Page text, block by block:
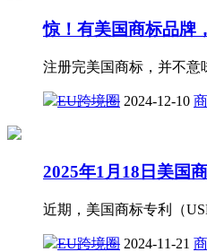
惊！有美国商标品牌
注册完美国商标，并不意
EU跨境圈 2024-12-10
2025年1月18日美国
近期，美国商标专利（
EU跨境圈 2024-11-21